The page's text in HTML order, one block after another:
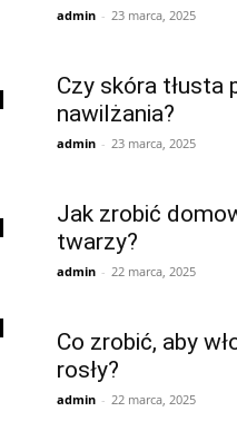
admin - 23 marca, 2025
Czy skóra tłusta
nawilżania?
admin - 23 marca, 2025
Jak zrobić
twarzy?
admin - 22 marca, 2025
Co zrobić, aby
rosły?
admin - 22 marca, 2025